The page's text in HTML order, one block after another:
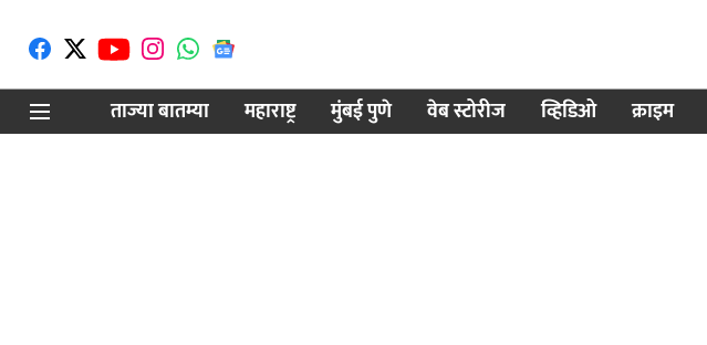
ताज्या बातम्या
महाराष्ट्र मुंबई पुणे वेब स्टोरीज व्हिडिओ क्राइम